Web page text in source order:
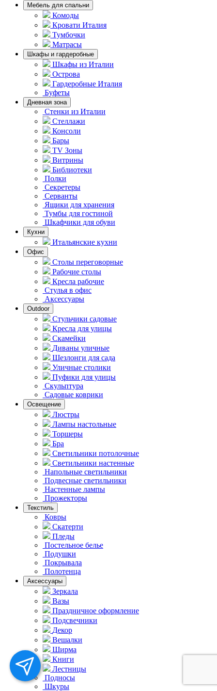
Мебель для спальни
Комоды
Кровати Италия
Тумбочки
Матрасы
Шкафы и гардеробные
Шкафы из Италии
Острова
Гардеробные Италия
Буфеты
Дневная зона
Стенки из Италии
Стеллажи
Консоли
Бары
TV Зоны
Витрины
Библиотеки
Полки
Секретеры
Серванты
Ящики для хранения
Тумбы для гостиной
Шкафчики для обуви
Кухни
Итальянские кухни
Офис
Столы переговорные
Рабочие столы
Кресла рабочие
Стулья в офис
Аксессуары
Outdoor
Стульчики садовые
Кресла для улицы
Скамейки
Диваны уличные
Шезлонги для сада
Уличные столики
Пуфики для улицы
Скульптура
Садовые коврики
Освещение
Люстры
Лампы настольные
Торшеры
Бра
Светильники потолочные
Светильники настенные
Напольные светильники
Подвесные светильники
Hастенные лампы
Прожекторы
Текстиль
Ковры
Скатерти
Пледы
Постельное белье
Подушки
Покрывала
Полотенца
Аксессуары
Зеркала
Вазы
Праздничное оформление
Подсвечники
Декор
Вешалки
Ширма
Книги
Лестницы
Подносы
Шкуры